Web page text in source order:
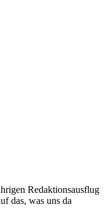
Redaktionsausflug
das, was uns da